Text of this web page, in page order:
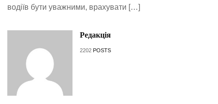
водіїв бути уважними, врахувати […]
Редакція
2202 POSTS